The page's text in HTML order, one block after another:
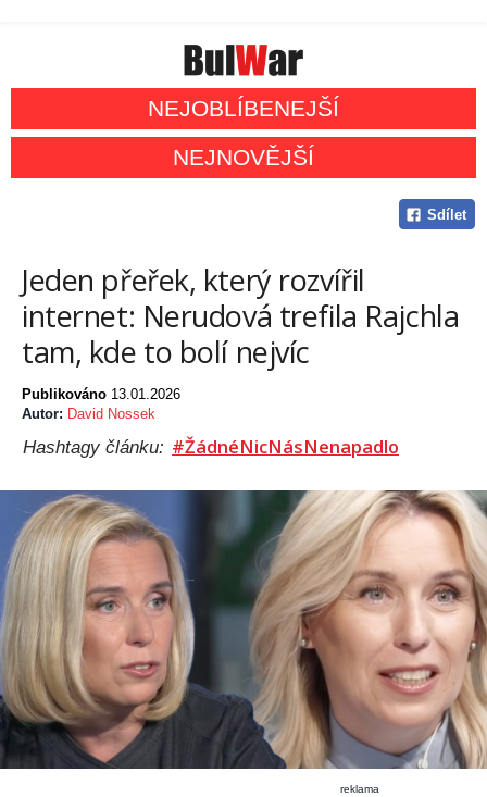
NEJOBLÍBENEJŠÍ
NEJNOVĚJŠÍ
Sdílet
Jeden přeřek, který rozvířil
internet: Nerudová trefila Rajchla
tam, kde to bolí nejvíc
Publikováno 13.01.2026
Autor: David Nossek
Hashtagy článku: #ŽádnéNicNásNenapadlo
reklama